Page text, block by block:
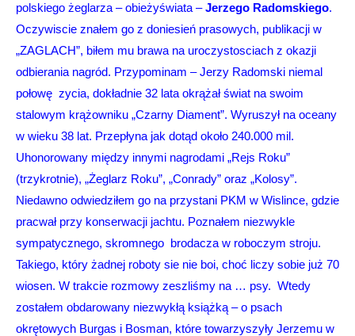
polskiego żeglarza – obieżyświata –Jerzego Radomskiego.
Oczywiscie znałem go z doniesień prasowych, publikacji w
„ZAGLACH”, biłem mu brawa na uroczystosciach z okazji
odbierania nagród. Przypominam – Jerzy Radomski niemal
połowę zycia, dokładnie 32 lata okrążał świat na swoim
stalowym krążowniku „Czarny Diament”. Wyruszył na oceany
w wieku 38 lat. Przepłyna jak dotąd około 240.000 mil.
Uhonorowany między innymi nagrodami „Rejs Roku”
(trzykrotnie), „Żeglarz Roku”, „Conrady” oraz „Kolosy”.
Niedawno odwiedziłem go na przystani PKM w Wislince, gdzie
pracwał przy konserwacji jachtu. Poznałem niezwykle
sympatycznego, skromnego brodacza w roboczym stroju.
Takiego, który żadnej roboty sie nie boi, choć liczy sobie już 70
wiosen. W trakcie rozmowy zeszliśmy na … psy. Wtedy
zostałem obdarowany niezwykłą książką – o psach
okrętowych Burgas i Bosman, które towarzyszyły Jerzemu w